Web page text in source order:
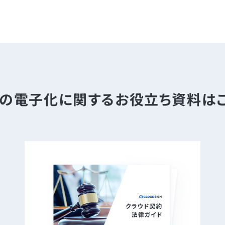
電子化に関するお役立ち資料は